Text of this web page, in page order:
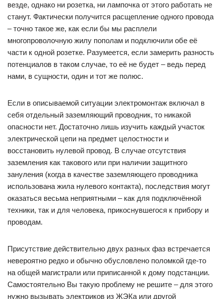
везде, однако ни розетка, ни лампочка от этого работать не
станут. Фактически получится расщепление одного провода
– точно такое же, как если бы мы расплели
многопроволочную жилу пополам и подключили обе её
части к одной розетке. Разумеется, если замерить разность
потенциалов в таком случае, то её не будет – ведь перед
нами, в сущности, один и тот же полюс.
Если в описываемой ситуации электромонтаж включал в
себя отдельный заземляющий проводник, то никакой
опасности нет. Достаточно лишь изучить каждый участок
электрической цепи на предмет целостности и
восстановить нулевой провод. В случае отсутствия
заземления как такового или при наличии защитного
зануления (когда в качестве заземляющего проводника
использована жила нулевого контакта), последствия могут
оказаться весьма неприятными – как для подключённой
техники, так и для человека, прикоснувшегося к прибору и
проводам.
Присутствие действительно двух разных фаз встречается
невероятно редко и обычно обусловлено поломкой где-то
на общей магистрали или приписанной к дому подстанции.
Самостоятельно Вы такую проблему не решите – для этого
нужно вызывать электриков из ЖЭКа или другой